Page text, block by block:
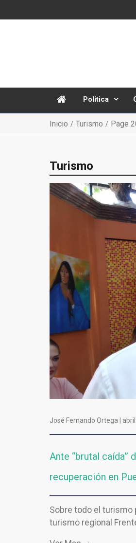
Politica
Inicio Turismo Page
Turismo
José Fernando Ortega |
Ante “brutal caída”
recuperación en
Sobre todo el turismo
turismo regional